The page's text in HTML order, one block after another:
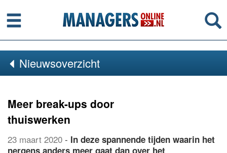
Menu
Nieuwsoverzicht
Meer break-ups door
thuiswerken
23 maart 2020 - In deze spannende tijden waarin het
nergens anders meer gaat dan over het